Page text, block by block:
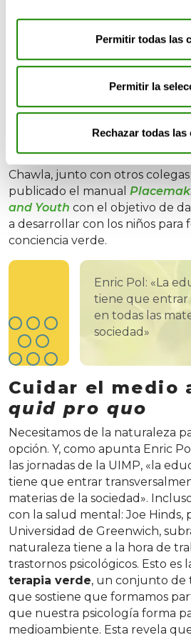
Permitir todas las
Permitir la
Rechazar todas las
donde más tiempo pasan: los
los colegios y en los institutos
debates y escuchar a los
organizar eventos que
para tomar acción, aprender a
solución plantando árboles o
urbanos… las posibilidades son
Chawla, junto con otros
publicado el manual
and Youth con el objetivo de
a desarrollar con los niños para
conciencia verde.
Enric Pol: «La
tiene que entrar
en todas las
sociedad»
Cuidar el medio
quid pro quo
Necesitamos de la naturaleza
opción. Y, como apunta Enric
las jornadas de la UIMP, «la
tiene que entrar
materias de la sociedad».
con la salud mental: Joe Hinds,
Universidad de Greenwich,
naturaleza tiene a la hora de
trastornos psicológicos. Esto es
terapia verde, un conjunto de
que sostiene que formamos
que nuestra psicología forma
medioambiente. Esta revela